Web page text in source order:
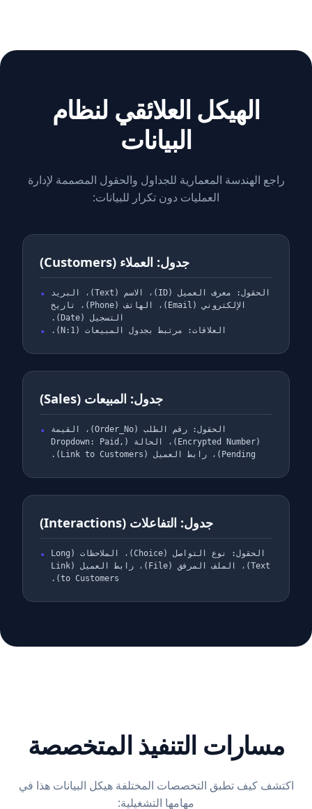
الهيكل العلائقي لنظام
البيانات
راجع الهندسة المعمارية للجداول والحقول المصممة لإدارة
العمليات دون تكرار للبيانات:
جدول: العملاء (Customers)
الحقول: معرف العميل (ID)، الاسم (Text)، البريد
الإلكتروني (Email)، الهاتف (Phone)، تاريخ
التسجيل (Date).
العلاقات: مرتبط بجدول المبيعات (1:N).
جدول: المبيعات (Sales)
الحقول: رقم الطلب (Order_No)، القيمة
(Encrypted Number)، الحالة (Dropdown: Paid,
Pending)، رابط العميل (Link to Customers).
جدول: التفاعلات (Interactions)
الحقول: نوع التواصل (Choice)، الملاحظات (Long
Text)، الملف المرفق (File)، رابط العميل (Link
to Customers).
مسارات التنفيذ المتخصصة
اكتشف كيف تطبق التخصصات المختلفة هيكل البيانات هذا في
مهامها التشغيلية: